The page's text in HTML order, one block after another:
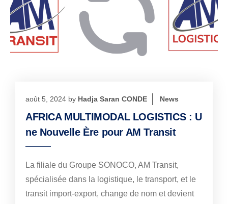
août 5, 2024 by Hadja Saran CONDE News
AFRICA MULTIMODAL LOGISTICS : U
ne Nouvelle Ère pour AM Transit
La filiale du Groupe SONOCO, AM Transit,
spécialisée dans la logistique, le transport, et le
transit import-export, change de nom et devient